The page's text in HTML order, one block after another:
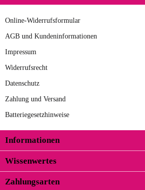
Online-Widerrufsformular
AGB und Kundeninformationen
Impressum
Widerrufsrecht
Datenschutz
Zahlung und Versand
Batteriegesetzhinweise
Informationen
Wissenwertes
Zahlungsarten